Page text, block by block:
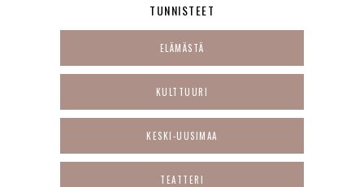
TUNNISTEET
ELÄMÄSTÄ
KULTTUURI
KESKI-UUSIMAA
TEATTERI